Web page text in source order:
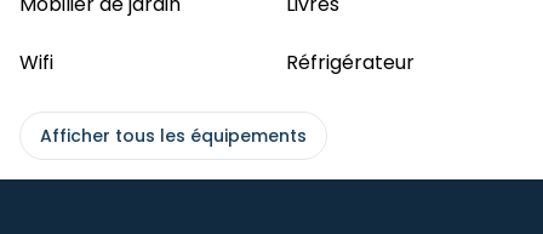
Wifi Réfrigérateur
Afficher tous les équipements